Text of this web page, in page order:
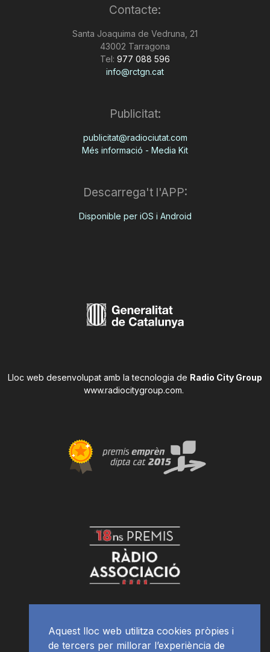
Contacte:
Santa Joaquima de Vedruna, 21
43002 Tarragona
Tel: 977 088 596
info@rctgn.cat
Publicitat:
publicitat@radiociutat.com
Més informació - Media Kit
Descarrega't l'APP:
Disponible per iOS i Android
Lloc web desenvolupat amb la tecnologia de Radio City Group
www.radiocitygroup.com.
Aquest lloc web utilitza cookies pròpies i
de tercers per millorar l’experiència de